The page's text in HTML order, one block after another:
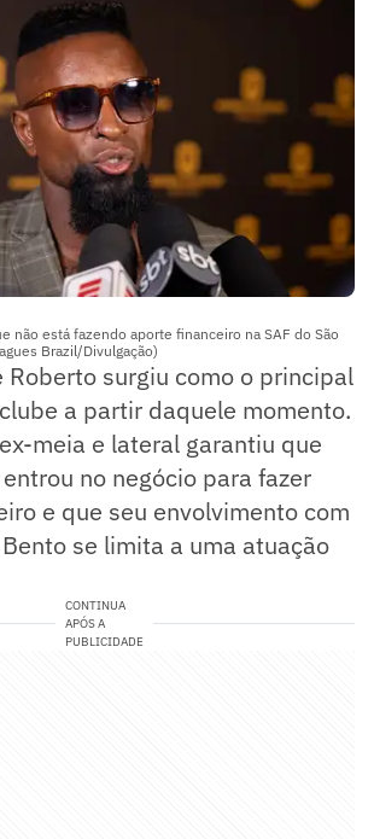
não está fazendo aporte financeiro na SAF do São
Brazil/Divulgação)
Roberto surgiu como o principal
a partir daquele momento.
meia e lateral garantiu que
no negócio para fazer
e que seu envolvimento com
se limita a uma atuação
CONTINUA
APÓS A
PUBLICIDADE